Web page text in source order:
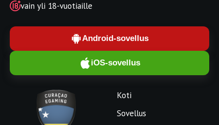
vain yli 18-vuotiaille
Android-sovellus
iOS-sovellus
Koti
Sovellus